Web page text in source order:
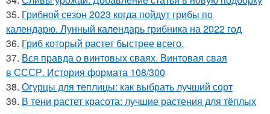
35. Грибной сезон 2023 когда пойдут грибы по
календарю. Лунный календарь грибника на 2022 год
36. Гриб который растет быстрее всего.
37. Вся правда о винтовых сваях. Винтовая свая
в СССР. История формата 108/300
38. Огурцы для теплицы: как выбрать лучший сорт
39. В тени растет красота: лучшие растения для тёплых